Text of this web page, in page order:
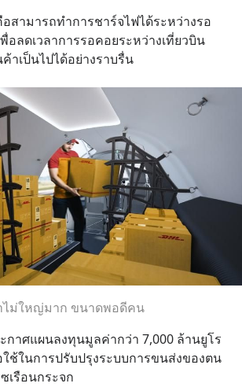
อสามารถทำการชาร์จไฟได้ระหว่างรอ
อลดเวลาการรอคอยระหว่างเที่ยวบิน
าเป็นไปได้อย่างราบรื่น
ไม่ใหญ่มาก ขนาดพอดีคน
กาศแผนลงทุนมูลค่ากว่า 7,000 ล้านยูโร
ใช้ในการปรับปรุงระบบการขนส่งของตน
เรือนกระจก